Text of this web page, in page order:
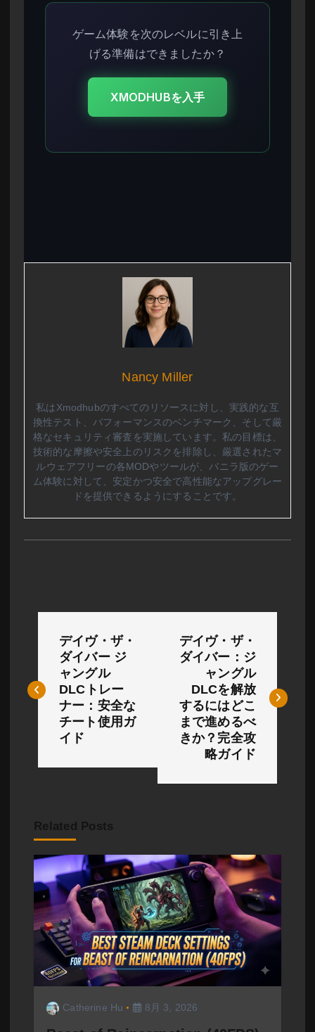
ゲーム体験を次のレベルに引き上
げる準備はできましたか？
XMODHUBを入手
Nancy Miller
私はXmodhubのすべてのリソースに対し、実践的な互
換性テスト、パフォーマンスのベンチマーク、そして厳
格なセキュリティ審査を実施しています。私の目標は、
技術的な摩擦や安全上のリスクを排除し、厳選されたマ
ルウェアフリーの各MODやツールが、バニラ版のゲー
ム体験に対して、安定かつ安全で高性能なアップグレー
ドを提供できるようにすることです。
ナ
ー
ョ
ン
デイヴ・ザ・
ダイバー ジ
ャングル
DLCトレー
ナー：安全な
チート使用ガ
イド
デイヴ・ザ・
ダイバー：ジ
ャングル
DLCを解放
するにはどこ
まで進めるべ
きか？完全攻
略ガイド
Related Posts
Catherine Hu 8月 3, 2026